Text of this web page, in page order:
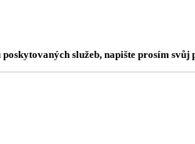
služeb, napište prosím svůj